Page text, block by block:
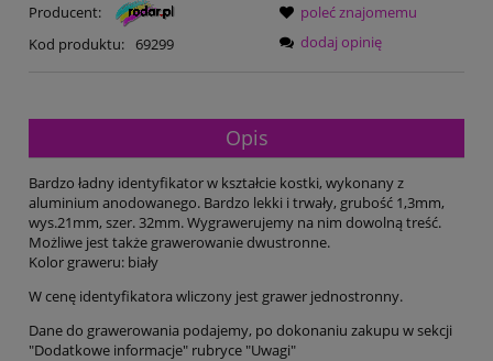
Producent:
Kod produktu: 69299
poleć znajomemu
dodaj opinię
Opis
Bardzo ładny identyfikator w kształcie kostki, wykonany z
aluminium anodowanego. Bardzo lekki i trwały, grubość 1,3mm,
wys.21mm, szer. 32mm. Wygrawerujemy na nim dowolną treść.
Możliwe jest także grawerowanie dwustronne.
Kolor graweru: biały
W cenę identyfikatora wliczony jest grawer jednostronny.
Dane do grawerowania podajemy, po dokonaniu zakupu w sekcji
"Dodatkowe informacje" rubryce "Uwagi"